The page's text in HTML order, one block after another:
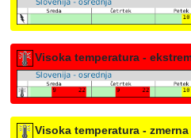
Visoka temperatura -
Visoka temperatura - zmerna